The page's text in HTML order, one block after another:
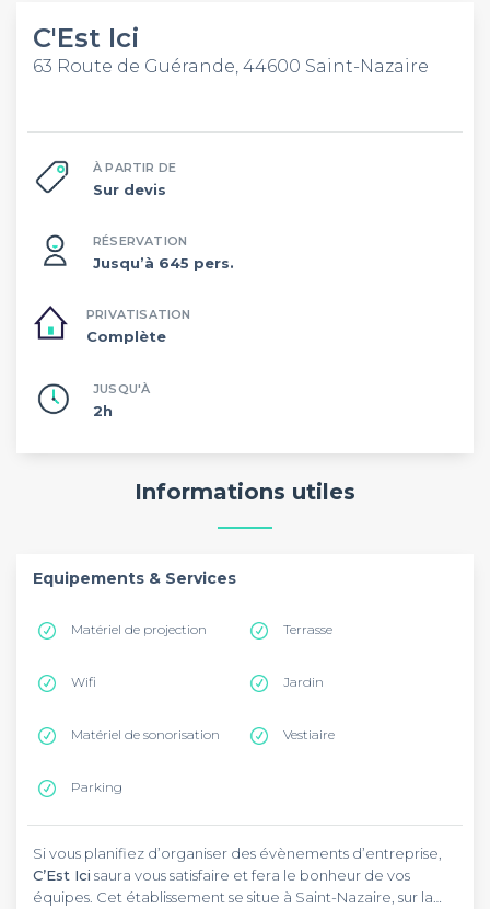
C'Est Ici
63 Route de Guérande, 44600 Saint-Nazaire
À PARTIR DE
Sur devis
RÉSERVATION
Jusqu’à 645 pers.
PRIVATISATION
Complète
JUSQU'À
2h
Informations utiles
Equipements & Services
Matériel de projection Terrasse
Wifi Jardin
Matériel de sonorisation Vestiaire
Parking
Si vous planifiez d’organiser des évènements d’entreprise,
C’Est Ici saura vous satisfaire et fera le bonheur de vos
équipes. Cet établissement se situe à Saint-Nazaire, sur la